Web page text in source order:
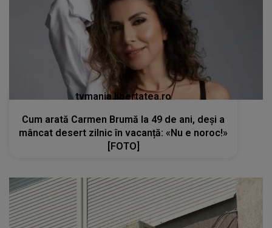
tvmania.libertatea.ro
Cum arată Carmen Brumă la 49 de ani, deși a
mâncat desert zilnic în vacanță: «Nu e noroc!»
[FOTO]